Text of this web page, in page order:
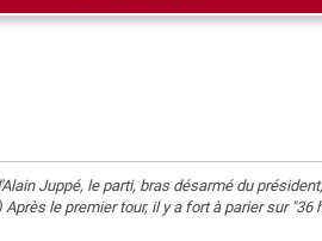
Juppé, le parti, bras désarmé du
le premier tour, il y a fort à parier sur